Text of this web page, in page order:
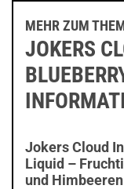
MEHR ZUM
JOKERS
Jokers Cloud
Liquid –
und Himbeeren